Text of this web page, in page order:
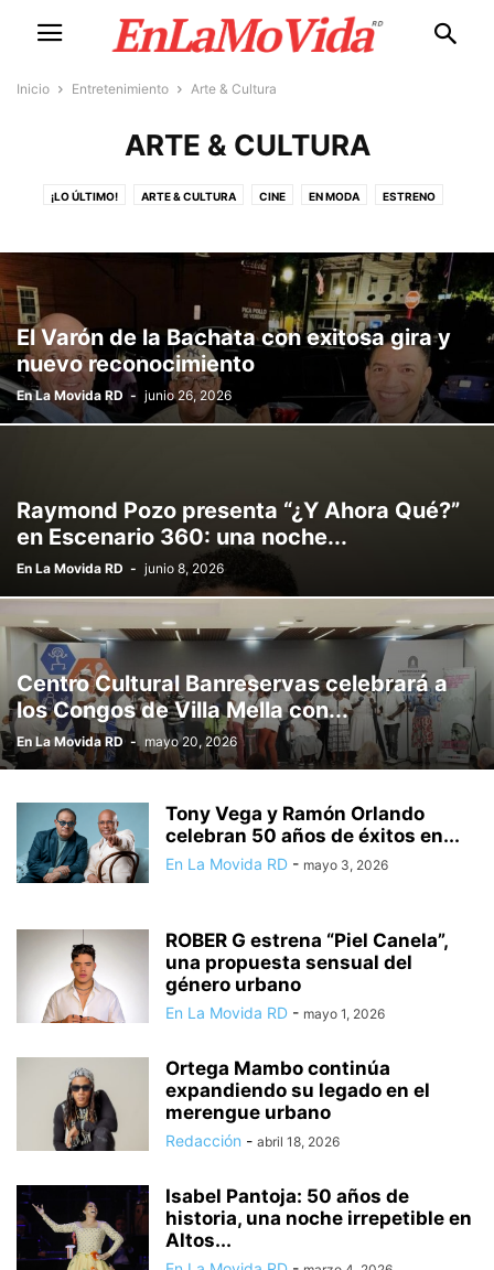
Inicio Entretenimiento Arte & Cultura
ARTE & CULTURA
¡LO ÚLTIMO! ARTE & CULTURA CINE EN MODA ESTRENO
El Varón de la Bachata con exitosa gira y
nuevo reconocimiento
En La Movida RD - junio 26, 2026
Raymond Pozo presenta “¿Y Ahora Qué?”
en Escenario 360: una noche...
En La Movida RD - junio 8, 2026
Centro Cultural Banreservas celebrará a
los Congos de Villa Mella con...
En La Movida RD - mayo 20, 2026
Tony Vega y Ramón Orlando
celebran 50 años de éxitos en...
En La Movida RD - mayo 3, 2026
ROBER G estrena “Piel Canela”,
una propuesta sensual del
género urbano
En La Movida RD - mayo 1, 2026
Ortega Mambo continúa
expandiendo su legado en el
merengue urbano
Redacción - abril 18, 2026
Isabel Pantoja: 50 años de
historia, una noche irrepetible en
Altos...